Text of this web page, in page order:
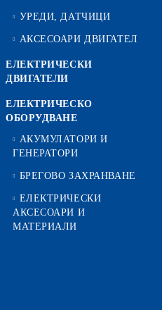
УРЕДИ, ДАТЧИЦИ
АКСЕСОАРИ ДВИГАТЕЛ
ЕЛЕКТРИЧЕСКИ
ДВИГАТЕЛИ
ЕЛЕКТРИЧЕСКО
ОБОРУДВАНЕ
АКУМУЛАТОРИ И
ГЕНЕРАТОРИ
БРЕГОВО ЗАХРАНВАНЕ
ЕЛЕКТРИЧЕСКИ
АКСЕСОАРИ И
МАТЕРИАЛИ